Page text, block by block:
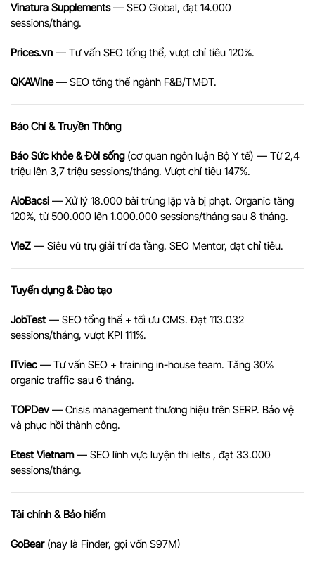
Vinatura Supplements— SEO Global, đạt 14.000
sessions/tháng.
Prices.vn — Tư vấn SEO tổng thể, vượt chỉ tiêu 120%.
QKAWine— SEO tổng thể ngành F&B/TMĐT.
Báo Chí & Truyền Thông
Báo Sức khỏe & Đời sống(cơ quan ngôn luận Bộ Y tế) — Từ 2,4
triệu lên 3,7 triệu sessions/tháng. Vượt chỉ tiêu 147%.
AloBacsi — Xử lý 18.000 bài trùng lặp và bị phạt. Organic tăng
120%, từ 500.000 lên 1.000.000 sessions/tháng sau 8 tháng.
VieZ — Siêu vũ trụ giải trí đa tầng. SEO Mentor, đạt chỉ tiêu.
Tuyển dụng & Đào tạo
JobTest — SEO tổng thể + tối ưu CMS. Đạt 113.032
sessions/tháng, vượt KPI 111%.
ITviec — Tư vấn SEO + training in-house team. Tăng 30%
organic traffic sau 6 tháng.
TOPDev — Crisis management thương hiệu trên SERP. Bảo vệ
và phục hồi thành công.
Etest Vietnam— SEO lĩnh vực luyện thi ielts , đạt 33.000
sessions/tháng.
Tài chính & Bảo hiểm
GoBear(nay là Finder, gọi vốn $97M)